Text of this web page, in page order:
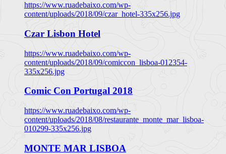
https://www.ruadebaixo.com/wp-
content/uploads/2018/09/czar_hotel-335x256.jpg
Czar Lisbon Hotel
https://www.ruadebaixo.com/wp-
content/uploads/2018/09/comiccon_lisboa-012354-
335x256.jpg
Comic Con Portugal 2018
https://www.ruadebaixo.com/wp-
content/uploads/2018/08/restaurante_monte_mar_lisboa-
010299-335x256.jpg
MONTE MAR LISBOA